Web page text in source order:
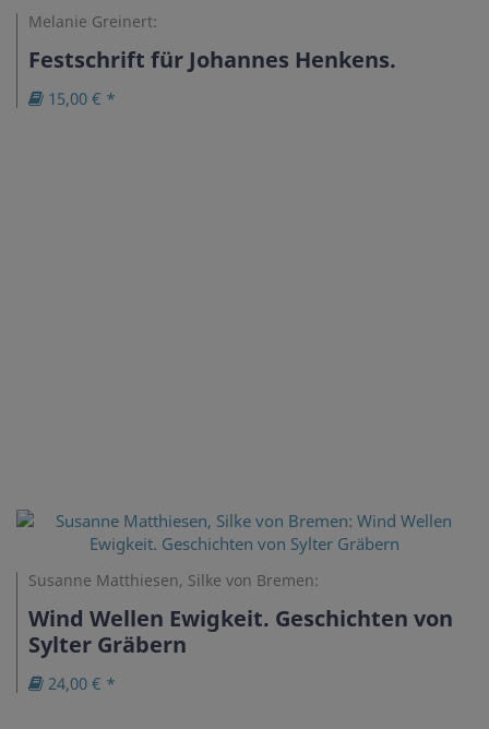
Melanie Greinert:
Festschrift für Johannes Henkens.
15,00 € *
Susanne Matthiesen, Silke von Bremen:
Wind Wellen Ewigkeit. Geschichten von
Sylter Gräbern
24,00 € *